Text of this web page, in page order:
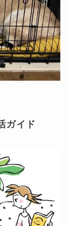
ガイド